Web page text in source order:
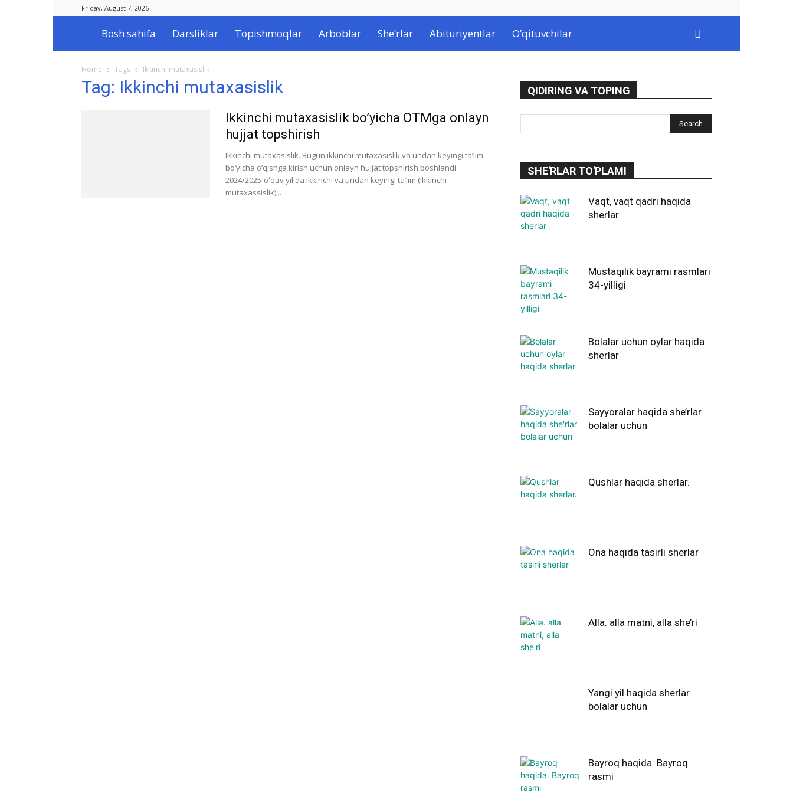
Friday, August 7, 2026
Ilmlar.uz
Bosh sahifa Darsliklar Topishmoqlar Arboblar She’rlar Abituriyentlar O’qituvchilar
Home Tags Ikkinchi mutaxasislik
Tag: Ikkinchi mutaxasislik
Ikkinchi mutaxasislik bo’yicha OTMga onlayn
hujjat topshirish
Ikkinchi mutaxasislik. Bugun ikkinchi mutaxasislik va undan keyingi ta’lim
bo’yicha o’qishga kirish uchun onlayn hujjat topshirish boshlandi.
2024/2025-oʻquv yilida ikkinchi va undan keyingi taʼlim (ikkinchi
mutaxassislik)...
QIDIRING VA TOPING
SHE'RLAR TO'PLAMI
Vaqt, vaqt qadri haqida
sherlar
Mustaqilik bayrami rasmlari
34-yilligi
Bolalar uchun oylar haqida
sherlar
Sayyoralar haqida she’rlar
bolalar uchun
Qushlar haqida sherlar.
Ona haqida tasirli sherlar
Alla. alla matni, alla she’ri
Yangi yil haqida sherlar
bolalar uchun
Bayroq haqida. Bayroq
rasmi